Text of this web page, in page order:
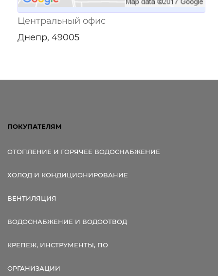
Центральный офис
Днепр, 49005
ПОКУПАТЕЛЯМ
ОТОПЛЕНИЕ И ГОРЯЧЕЕ ВОДОСНАБЖЕНИЕ
ХОЛОД И КОНДИЦИОНИРОВАНИЕ
ВЕНТИЛЯЦИЯ
ВОДОСНАБЖЕНИЕ И ВОДООТВОД
КРЕПЕЖ, ИНСТРУМЕНТЫ, ПО
ОРГАНИЗАЦИИ